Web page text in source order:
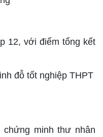
12, với điểm tổng kết
đỗ tốt nghiệp THPT
minh thư nhân